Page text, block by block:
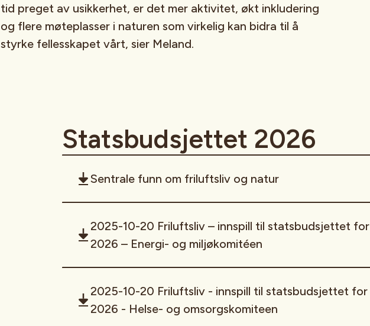
tid preget av usikkerhet, er det mer aktivitet, økt inkludering
og flere møteplasser i naturen som virkelig kan bidra til å
styrke fellesskapet vårt, sier Meland.
Statsbudsjettet 2026
Sentrale funn om friluftsliv og natur
2025-10-20 Friluftsliv – innspill til statsbudsjettet for
2026 – Energi- og miljøkomitéen
2025-10-20 Friluftsliv - innspill til statsbudsjettet for
2026 - Helse- og omsorgskomiteen